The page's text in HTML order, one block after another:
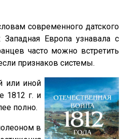
современного датского
Европа узнавала с
часто можно встретить
признаков системы.
или иной
1812 г. и
полно.
в